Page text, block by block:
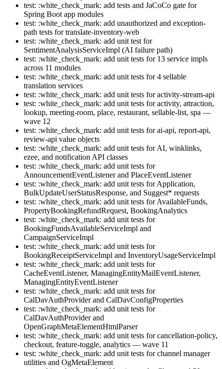
test: :white_check_mark: add tests and JaCoCo gate for
Spring Boot app modules
test: :white_check_mark: add unauthorized and exception-
path tests for translate-inventory-web
test: :white_check_mark: add unit test for
SentimentAnalysisServiceImpl (AI failure path)
test: :white_check_mark: add unit tests for 13 service impls
across 11 modules
test: :white_check_mark: add unit tests for 4 sellable
translation services
test: :white_check_mark: add unit tests for activity-stream-api
test: :white_check_mark: add unit tests for activity, attraction,
lookup, meeting-room, place, restaurant, sellable-list, spa —
wave 12
test: :white_check_mark: add unit tests for ai-api, report-api,
review-api value objects
test: :white_check_mark: add unit tests for AI, winklinks,
ezee, and notification API classes
test: :white_check_mark: add unit tests for
AnnouncementEventListener and PlaceEventListener
test: :white_check_mark: add unit tests for Application,
BulkUpdateUserStatusResponse, and Suggest* requests
test: :white_check_mark: add unit tests for AvailableFunds,
PropertyBookingRefundRequest, BookingAnalytics
test: :white_check_mark: add unit tests for
BookingFundsAvailableServiceImpl and
CampaignServiceImpl
test: :white_check_mark: add unit tests for
BookingReceiptServiceImpl and InventoryUsageServiceImpl
test: :white_check_mark: add unit tests for
CacheEventListener, ManagingEntityMailEventListener,
ManagingEntityEventListener
test: :white_check_mark: add unit tests for
CalDavAuthProvider and CalDavConfigProperties
test: :white_check_mark: add unit tests for
CalDavAuthProvider and
OpenGraphMetaElementHtmlParser
test: :white_check_mark: add unit tests for cancellation-policy,
checkout, feature-toggle, analytics — wave 11
test: :white_check_mark: add unit tests for channel manager
utilities and OgMetaElement